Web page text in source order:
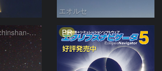
エオルセ
C/2023 A3 ( Tsuchinshan-ATLAS ) PR